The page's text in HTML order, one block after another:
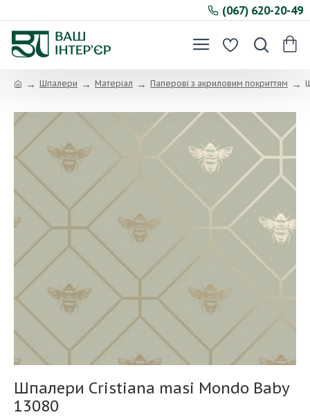
(067) 620-20-49
Шпалери Матеріал Паперові з акриловим покриттям
Шпалери Cristiana masi Mondo Baby
13080